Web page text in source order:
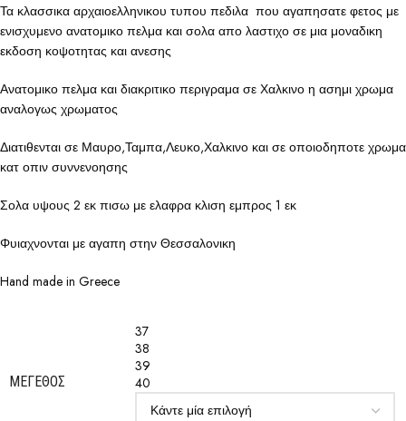
Τα κλασσικα αρχαιοελληνικου τυπου πεδιλα που αγαπησατε φετος με
ενισχυμενο ανατομικο πελμα και σολα απο λαστιχο σε μια μοναδικη
εκδοση κοψοτητας και ανεσης
Ανατομικο πελμα και διακριτικο περιγραμα σε Χαλκινο η ασημι χρωμα
αναλογως χρωματος
Διατιθενται σε Μαυρο,Ταμπα,Λευκο,Χαλκινο και σε οποιοδηποτε χρωμα
κατ οπιν συννενοησης
Σολα υψους 2 εκ πισω με ελαφρα κλιση εμπρος 1 εκ
Φυιαχνονται με αγαπη στην Θεσσαλονικη
Hand made in Greece
ΜΈΓΕΘΟΣ
37
38
39
40